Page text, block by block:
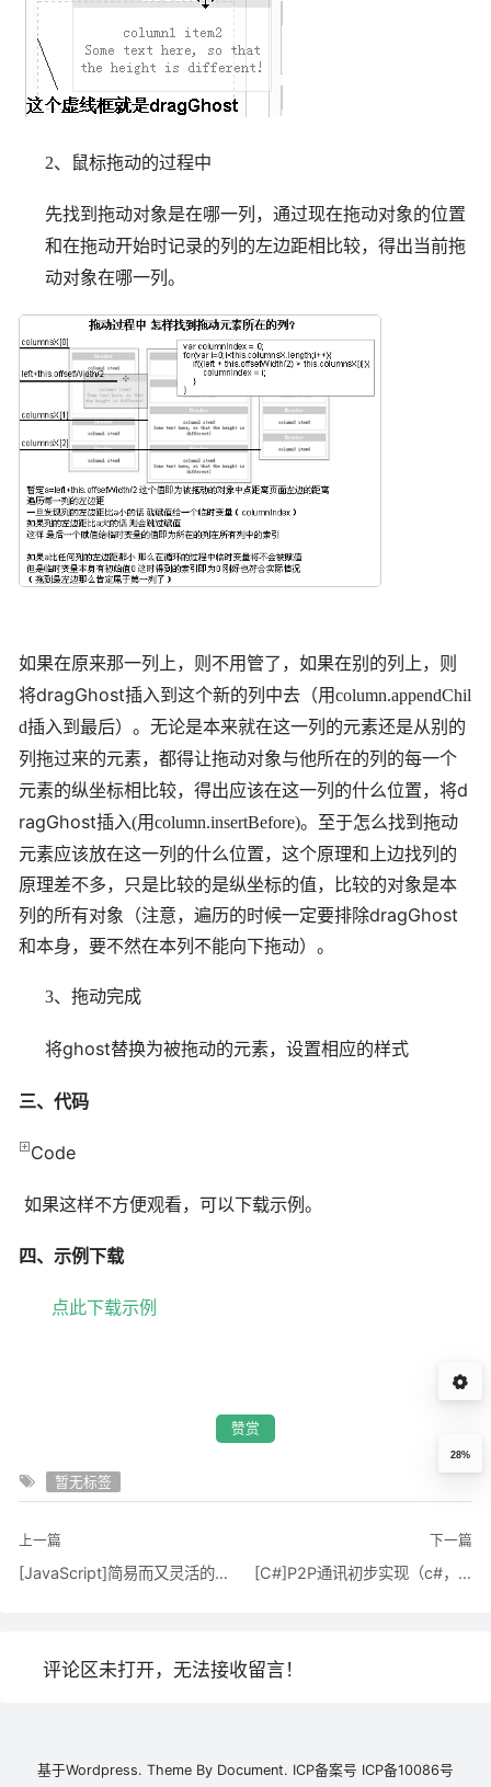
2、鼠标拖动的过程中
先找到拖动对象是在哪一列，通过现在拖动对象的位置
和在拖动开始时记录的列的左边距相比较，得出当前拖
动对象在哪一列。
如果在原来那一列上，则不用管了，如果在别的列上，则
将dragGhost插入到这个新的列中去（用column.appendChil
d插入到最后）。无论是本来就在这一列的元素还是从别的
列拖过来的元素，都得让拖动对象与他所在的列的每一个
元素的纵坐标相比较，得出应该在这一列的什么位置，将d
ragGhost插入(用column.insertBefore)。 至于怎么找到拖动
元素应该放在这一列的什么位置，这个原理和上边找列的
原理差不多，只是比较的是纵坐标的值，比较的对象是本
列的所有对象（注意，遍历的时候一定要排除dragGhost
和本身，要不然在本列不能向下拖动）。
3、拖动完成
将ghost替换为被拖动的元素，设置相应的样式
三、代码
Code
如果这样不方便观看，可以下载示例。
四、示例下载
点此下载示例
赞赏
暂无标签
上一篇
[JavaScript]简易而又灵活的Javascript拖拽框架（二）
下一篇
[C#]P2P通讯初步实现（c#，Socket连接）
评论区未打开，无法接收留言！
28%
基于Wordpress. Theme By Document. ICP备案号 ICP备10086号